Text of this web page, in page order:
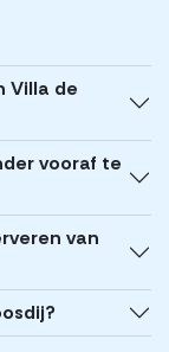
Villa de
vooraf te
van